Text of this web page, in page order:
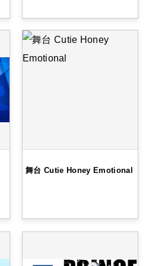
舞台 Cutie Honey Emotional